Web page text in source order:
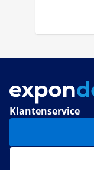
Klantenservice